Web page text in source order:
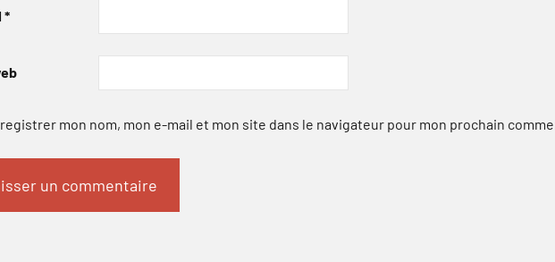
*
mon nom, mon e-mail et mon site dans le navigateur pour mon prochain